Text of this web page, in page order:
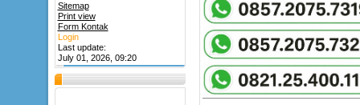
Sitemap
Print view
Form Kontak
Login
Last update:
July 01, 2026, 09:20